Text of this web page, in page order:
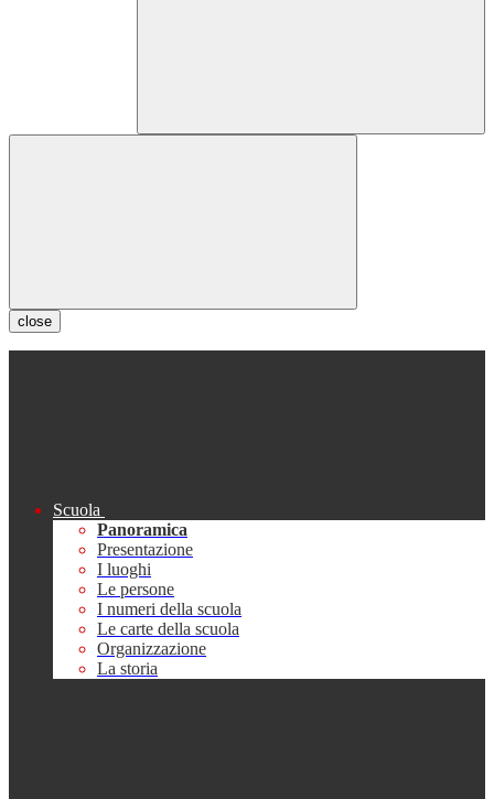
close
Scuola
Panoramica
Presentazione
I luoghi
Le persone
I numeri della scuola
Le carte della scuola
Organizzazione
La storia